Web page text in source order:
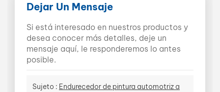
Dejar Un Mensaje
Si está interesado en nuestros productos y
desea conocer más detalles, deje un
mensaje aquí, le responderemos lo antes
posible.
Sujeto : Endurecedor de pintura automotriz a